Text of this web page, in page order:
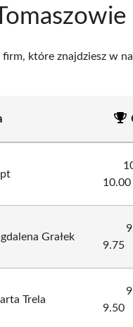
które znajdziesz w
10.00
Grałek
9.75
Trela
9.50